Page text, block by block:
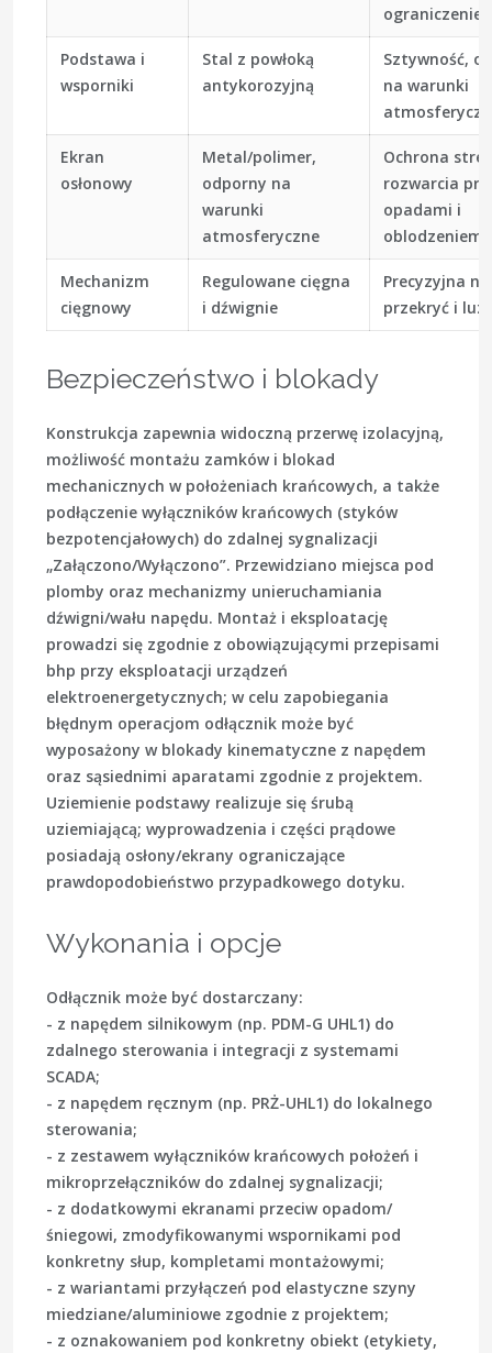
ograniczenie
Podstawa i
wsporniki
Stal z powłoką
antykorozyjną
Sztywność,
na warunki
Ekran
osłonowy
Metal/polimer,
odporny na
warunki
atmosferyczne
Ochrona
rozwarcia
opadami i
oblodzeniem
Mechanizm
cięgnowy
Regulowane cięgna
i dźwignie
Precyzyjna
przekryć i
Bezpieczeństwo i blokady
Konstrukcja zapewnia widoczną przerwę izolacyjną,
możliwość montażu zamków i blokad
mechanicznych w położeniach krańcowych, a także
podłączenie wyłączników krańcowych (styków
bezpotencjałowych) do zdalnej sygnalizacji
„Załączono/Wyłączono”. Przewidziano miejsca pod
plomby oraz mechanizmy unieruchamiania
dźwigni/wału napędu. Montaż i eksploatację
prowadzi się zgodnie z obowiązującymi przepisami
bhp przy eksploatacji urządzeń
elektroenergetycznych; w celu zapobiegania
błędnym operacjom odłącznik może być
wyposażony w blokady kinematyczne z napędem
oraz sąsiednimi aparatami zgodnie z projektem.
Uziemienie podstawy realizuje się śrubą
uziemiającą; wyprowadzenia i części prądowe
posiadają osłony/ekrany ograniczające
prawdopodobieństwo przypadkowego dotyku.
Wykonania i opcje
Odłącznik może być dostarczany:
- z napędem silnikowym (np. PDM-G UHL1) do
zdalnego sterowania i integracji z systemami
SCADA;
- z napędem ręcznym (np. PRŻ-UHL1) do lokalnego
sterowania;
- z zestawem wyłączników krańcowych położeń i
mikroprzełączników do zdalnej sygnalizacji;
- z dodatkowymi ekranami przeciw opadom/
śniegowi, zmodyfikowanymi wspornikami pod
konkretny słup, kompletami montażowymi;
- z wariantami przyłączeń pod elastyczne szyny
miedziane/aluminiowe zgodnie z projektem;
- z oznakowaniem pod konkretny obiekt (etykiety,